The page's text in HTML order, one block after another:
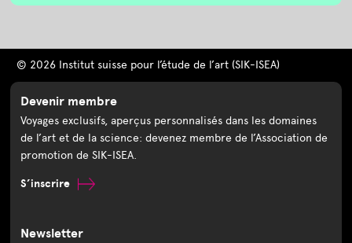
© 2026 Institut suisse pour l’étude de l’art (SIK-ISEA)
Devenir membre
Voyages exclusifs, aperçus personnalisés dans les domaines
de l’art et de la science: devenez membre de l’Association de
promotion de SIK-ISEA.
S’inscrire
Newsletter